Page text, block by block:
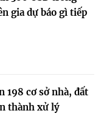
gia dự báo gì tiếp
198 cơ sở nhà, đất
thành xử lý